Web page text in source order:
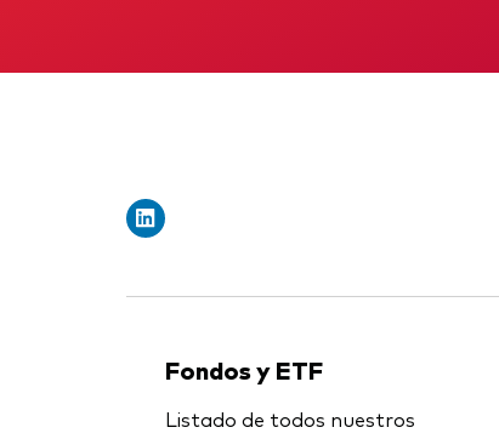
Fondos y ETF
Listado de todos nuestros